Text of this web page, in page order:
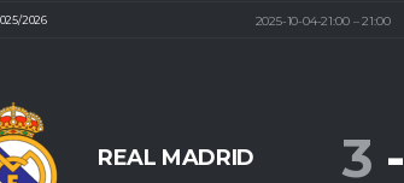
2026 2025-10-04-21:00 21:00
REAL MADRID 3 -